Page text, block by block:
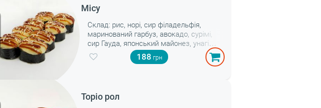
Місу
Склад: рис, норі, сир філадельфія,
маринований гарбуз, авокадо, сурімі,
сир Гауда, японський майонез, унагі
соус, кунжут білий Вага: 310 г
188
Торіо рол